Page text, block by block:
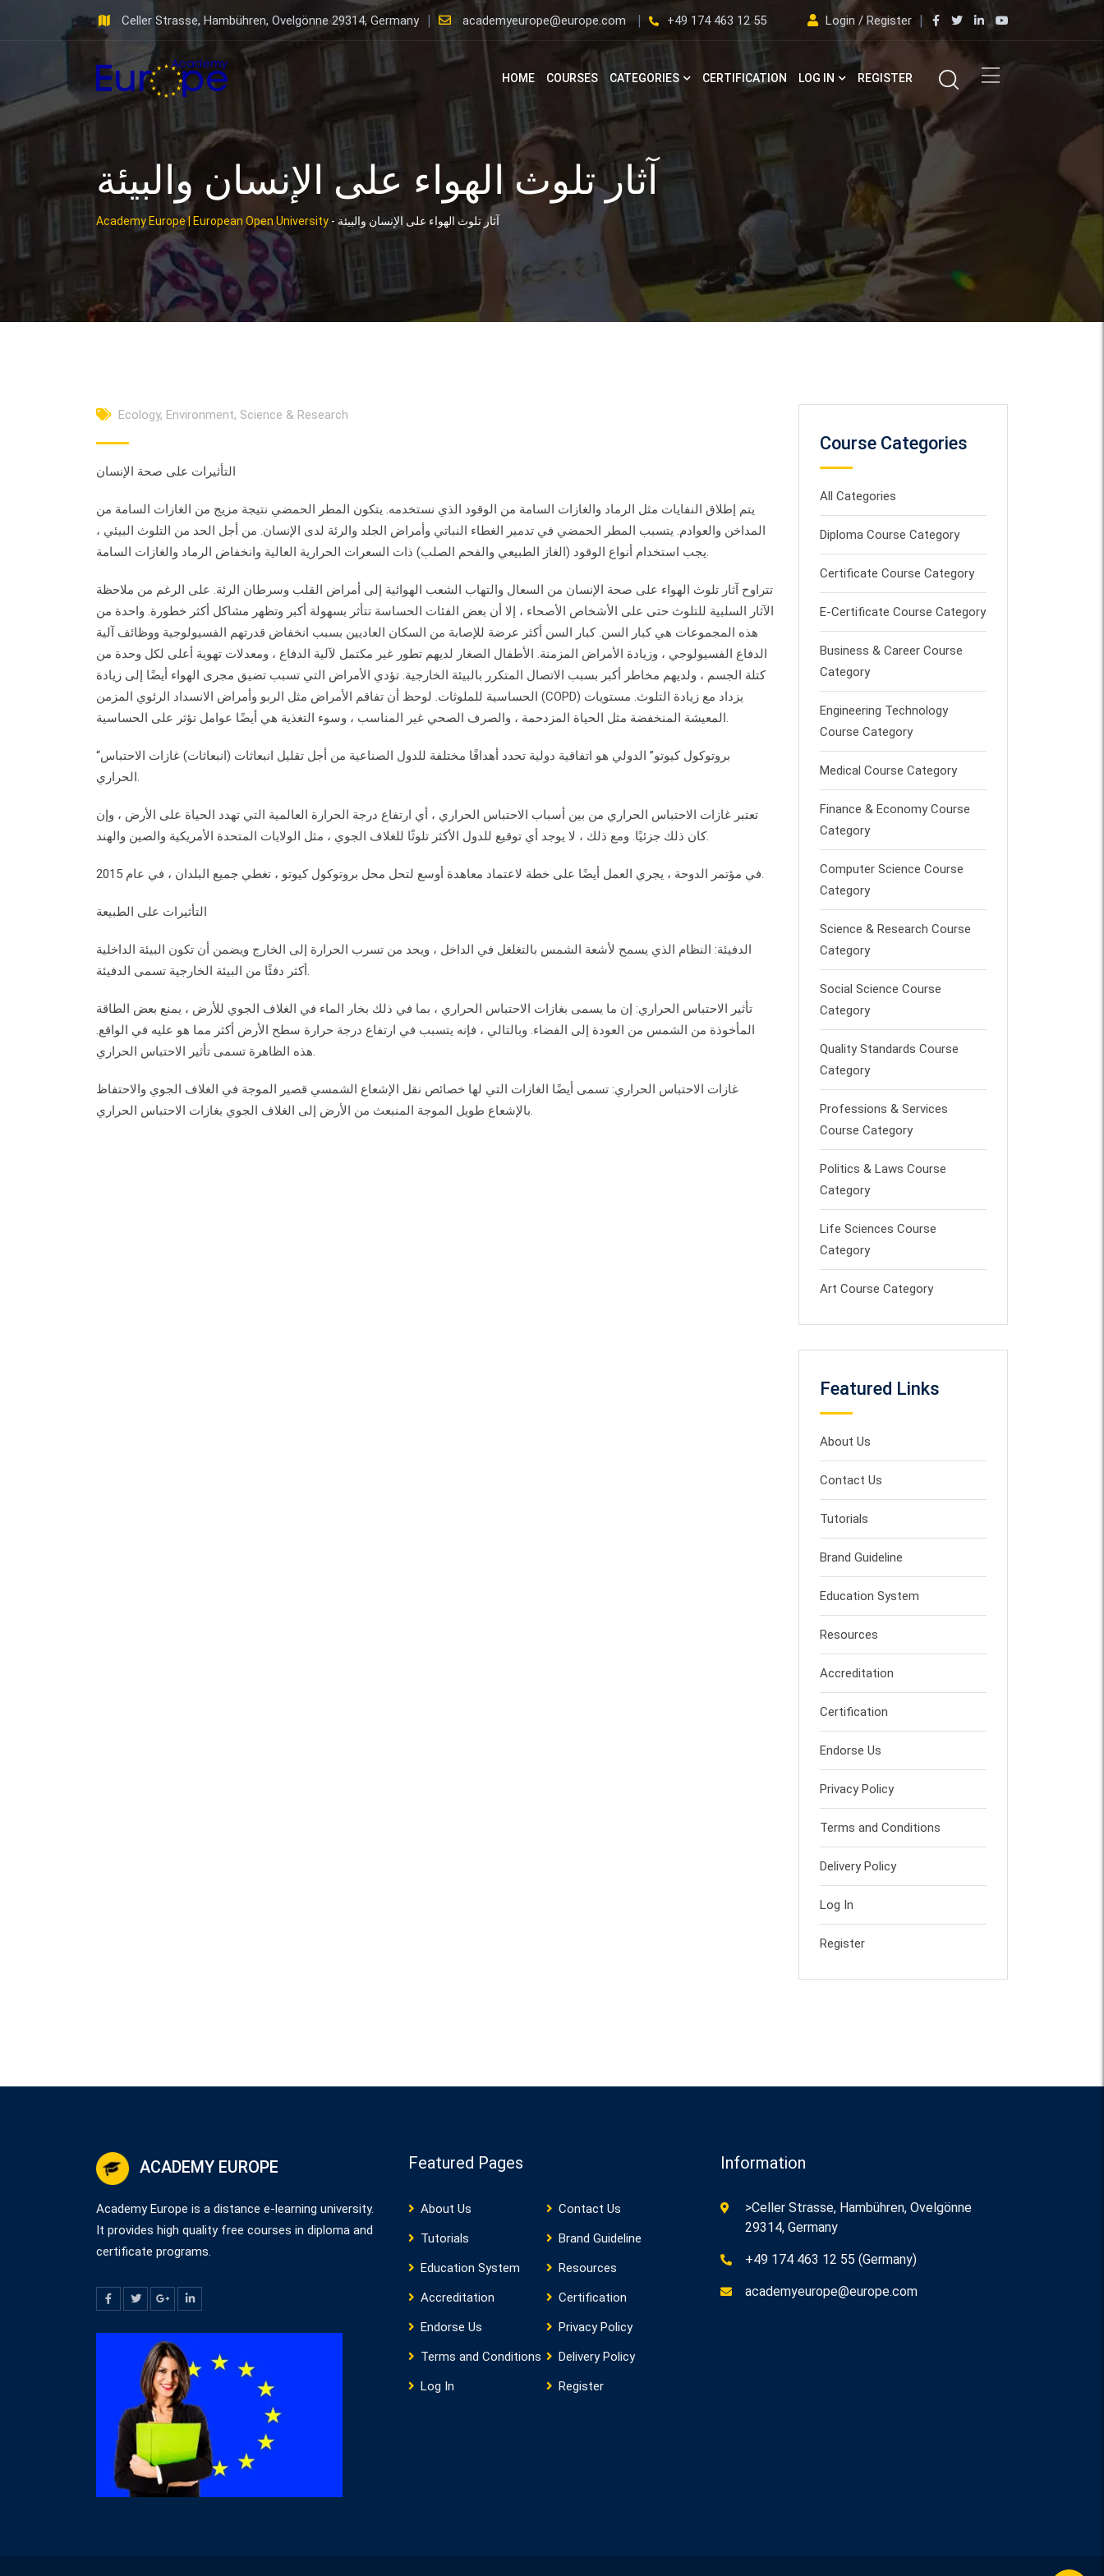
Celler Strasse, Hambühren, Ovelgönne 29314, Germany academyeurope@europe.com +49 174 463 12 55 Login / Register
HOME COURSES CATEGORIES CERTIFICATION LOG IN REGISTER
آثار تلوث الهواء على الإنسان والبيئة
Academy Europe | European Open University - آثار تلوث الهواء على الإنسان والبيئة
Ecology, Environment, Science & Research
التأثيرات على صحة الإنسان
يتم إطلاق النفايات مثل الرماد والغازات السامة من الوقود الذي نستخدمه. يتكون المطر الحمضي نتيجة مزيج من الغازات السامة من
المداخن والعوادم. يتسبب المطر الحمضي في تدمير الغطاء النباتي وأمراض الجلد والرئة لدى الإنسان. من أجل الحد من التلوث البيئي ،
يجب استخدام أنواع الوقود (الغاز الطبيعي والفحم الصلب) ذات السعرات الحرارية العالية وانخفاض الرماد والغازات السامة.
تتراوح آثار تلوث الهواء على صحة الإنسان من السعال والتهاب الشعب الهوائية إلى أمراض القلب وسرطان الرئة. على الرغم من ملاحظة
الآثار السلبية للتلوث حتى على الأشخاص الأصحاء ، إلا أن بعض الفئات الحساسة تتأثر بسهولة أكبر وتظهر مشاكل أكثر خطورة. واحدة من
هذه المجموعات هي كبار السن. كبار السن أكثر عرضة للإصابة من السكان العاديين بسبب انخفاض قدرتهم الفسيولوجية ووظائف آلية
الدفاع الفسيولوجي ، وزيادة الأمراض المزمنة. الأطفال الصغار لديهم تطور غير مكتمل لآلية الدفاع ، ومعدلات تهوية أعلى لكل وحدة من
كتلة الجسم ، ولديهم مخاطر أكبر بسبب الاتصال المتكرر بالبيئة الخارجية. تؤدي الأمراض التي تسبب تضيق مجرى الهواء أيضًا إلى زيادة
الحساسية للملوثات. لوحظ أن تفاقم الأمراض مثل الربو وأمراض الانسداد الرئوي المزمن (COPD) يزداد مع زيادة التلوث. مستويات
المعيشة المنخفضة مثل الحياة المزدحمة ، والصرف الصحي غير المناسب ، وسوء التغذية هي أيضًا عوامل تؤثر على الحساسية.
“بروتوكول كيوتو” الدولي هو اتفاقية دولية تحدد أهدافًا مختلفة للدول الصناعية من أجل تقليل انبعاثات (انبعاثات) غازات الاحتباس
الحراري.
تعتبر غازات الاحتباس الحراري من بين أسباب الاحتباس الحراري ، أي ارتفاع درجة الحرارة العالمية التي تهدد الحياة على الأرض ، وإن
كان ذلك جزئيًا. ومع ذلك ، لا يوجد أي توقيع للدول الأكثر تلوثًا للغلاف الجوي ، مثل الولايات المتحدة الأمريكية والصين والهند.
في مؤتمر الدوحة ، يجري العمل أيضًا على خطة لاعتماد معاهدة أوسع لتحل محل بروتوكول كيوتو ، تغطي جميع البلدان ، في عام 2015.
التأثيرات على الطبيعة
الدفيئة: النظام الذي يسمح لأشعة الشمس بالتغلغل في الداخل ، ويحد من تسرب الحرارة إلى الخارج ويضمن أن تكون البيئة الداخلية
أكثر دفئًا من البيئة الخارجية تسمى الدفيئة.
تأثير الاحتباس الحراري: إن ما يسمى بغازات الاحتباس الحراري ، بما في ذلك بخار الماء في الغلاف الجوي للأرض ، يمنع بعض الطاقة
المأخوذة من الشمس من العودة إلى الفضاء. وبالتالي ، فإنه يتسبب في ارتفاع درجة حرارة سطح الأرض أكثر مما هو عليه في الواقع.
هذه الظاهرة تسمى تأثير الاحتباس الحراري.
غازات الاحتباس الحراري: تسمى أيضًا الغازات التي لها خصائص نقل الإشعاع الشمسي قصير الموجة في الغلاف الجوي والاحتفاظ
بالإشعاع طويل الموجة المنبعث من الأرض إلى الغلاف الجوي بغازات الاحتباس الحراري.
Course Categories
All Categories
Diploma Course Category
Certificate Course Category
E-Certificate Course Category
Business & Career Course
Category
Engineering Technology
Course Category
Medical Course Category
Finance & Economy Course
Category
Computer Science Course
Category
Science & Research Course
Category
Social Science Course
Category
Quality Standards Course
Category
Professions & Services
Course Category
Politics & Laws Course
Category
Life Sciences Course
Category
Art Course Category
Featured Links
About Us
Contact Us
Tutorials
Brand Guideline
Education System
Resources
Accreditation
Certification
Endorse Us
Privacy Policy
Terms and Conditions
Delivery Policy
Log In
Register
ACADEMY EUROPE
Academy Europe is a distance e-learning university.
It provides high quality free courses in diploma and
certificate programs.
Featured Pages
About Us
Contact Us
Tutorials
Brand Guideline
Education System
Resources
Accreditation
Certification
Endorse Us
Privacy Policy
Terms and Conditions
Delivery Policy
Log In
Register
Information
>Celler Strasse, Hambühren, Ovelgönne
29314, Germany
+49 174 463 12 55 (Germany)
academyeurope@europe.com